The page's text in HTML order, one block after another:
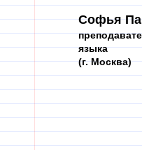
Софья
языка
(г. Москва)